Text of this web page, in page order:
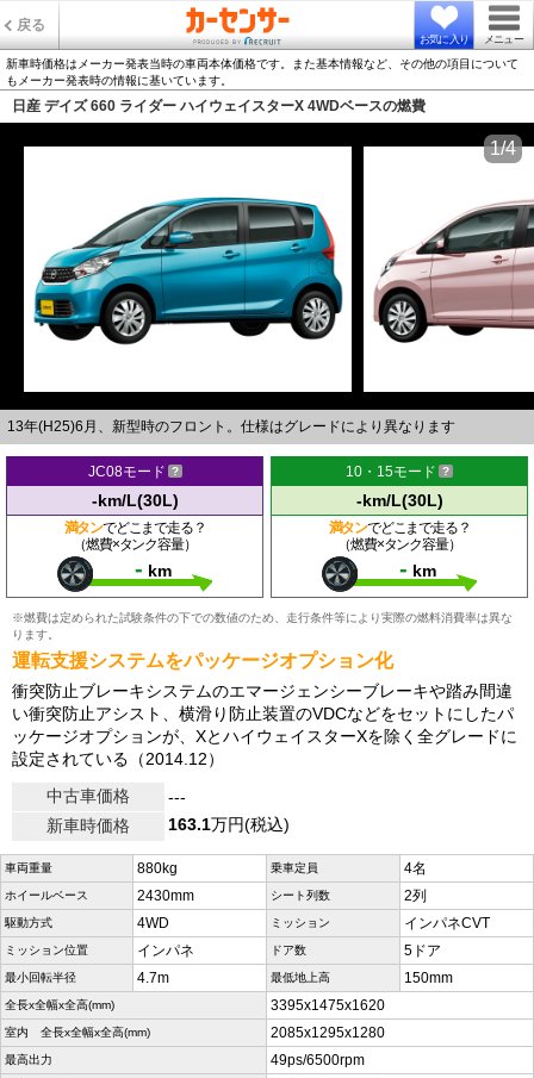
戻る
お気に入り メニュー
新車時価格はメーカー発表当時の車両本体価格です。また基本情報など、その他の項目について
もメーカー発表時の情報に基いています。
日産 デイズ 660 ライダー ハイウェイスターX 4WDベースの燃費
13年(H25)6月、新型時のフロント。仕様はグレードにより異なります
1/4
JC08モード
-km/L(30L)
満タンでどこまで走る？
（燃費×タンク容量）
- km
10・15モード
-km/L(30L)
満タンでどこまで走る？
（燃費×タンク容量）
- km
※燃費は定められた試験条件の下での数値のため、走行条件等により実際の燃料消費率は異な
ります。
運転支援システムをパッケージオプション化
衝突防止ブレーキシステムのエマージェンシーブレーキや踏み間違
い衝突防止アシスト、横滑り防止装置のVDCなどをセットにしたパ
ッケージオプションが、XとハイウェイスターXを除く全グレードに
設定されている（2014.12）
中古車価格
---
新車時価格
163.1万円(税込)
車両重量 880kg 乗車定員 4名
ホイールベース 2430mm シート列数 2列
駆動方式 4WD ミッション インパネCVT
ミッション位置 インパネ ドア数 5ドア
最小回転半径 4.7m 最低地上高 150mm
全長x全幅x全高(mm) 3395x1475x1620
室内 全長x全幅x全高(mm) 2085x1295x1280
最高出力 49ps/6500rpm